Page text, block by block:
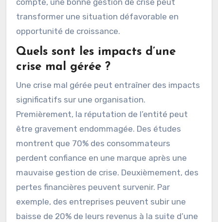
compte, une bonne gestion de crise peut
transformer une situation défavorable en
opportunité de croissance.
Quels sont les impacts d’une
crise mal gérée ?
Une crise mal gérée peut entraîner des impacts
significatifs sur une organisation.
Premièrement, la réputation de l’entité peut
être gravement endommagée. Des études
montrent que 70% des consommateurs
perdent confiance en une marque après une
mauvaise gestion de crise. Deuxièmement, des
pertes financières peuvent survenir. Par
exemple, des entreprises peuvent subir une
baisse de 20% de leurs revenus à la suite d’une